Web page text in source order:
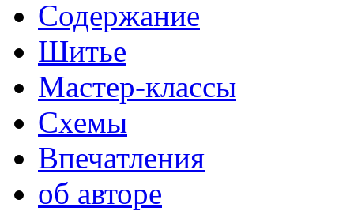
Содержание
Шитье
Мастер-классы
Схемы
Впечатления
об авторе